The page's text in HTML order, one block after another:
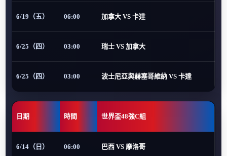
6/19（五） 06:00 加拿大 VS 卡達
6/25（四） 03:00 瑞士 VS 加拿大
6/25（四） 03:00 波士尼亞與赫塞哥維納 VS 卡達
日期 時間 世界盃48強C組
6/14（日） 06:00 巴西 VS 摩洛哥